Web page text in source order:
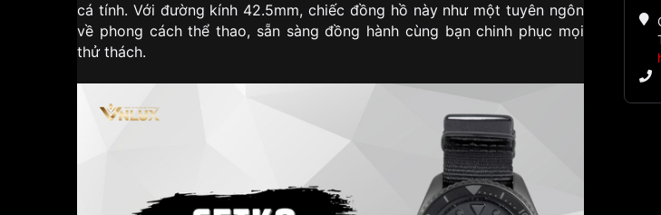
cá tính. Với đường kính 42.5mm, chiếc đồng hồ này như một tuyên ngôn
về phong cách thể thao, sẵn sàng đồng hành cùng bạn chinh phục mọi
thử thách.